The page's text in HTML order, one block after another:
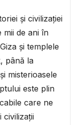
și civilizației
mii de ani în
și templele
până la
misterioasele
este plin
care ne
civilizații